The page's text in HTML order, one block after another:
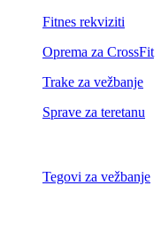
Fitnes rekviziti
Oprema za CrossFit
Trake za vežbanje
Sprave za teretanu
Tegovi za vežbanje